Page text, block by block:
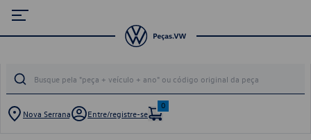
Nova Serrana Entre/registre-se
0